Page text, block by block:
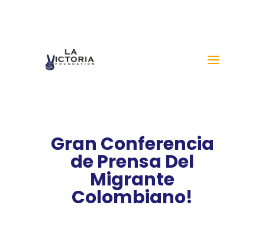
Gran Conferencia
de Prensa Del
Migrante
Colombiano!